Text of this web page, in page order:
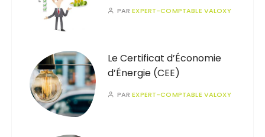
PAREXPERT-COMPTABLE VALOXY
Le Certificat d’Économie
d’Énergie (CEE)
PAREXPERT-COMPTABLE VALOXY